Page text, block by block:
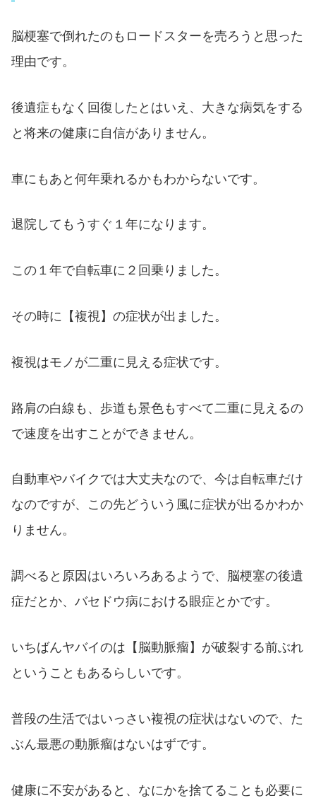
脳梗塞で倒れたのもロードスターを売ろうと思った
理由です。
後遺症もなく回復したとはいえ、大きな病気をする
と将来の健康に自信がありません。
車にもあと何年乗れるかもわからないです。
退院してもうすぐ１年になります。
この１年で自転車に２回乗りました。
その時に【複視】の症状が出ました。
複視はモノが二重に見える症状です。
路肩の白線も、歩道も景色もすべて二重に見えるの
で速度を出すことができません。
自動車やバイクでは大丈夫なので、今は自転車だけ
なのですが、この先どういう風に症状が出るかわか
りません。
調べると原因はいろいろあるようで、脳梗塞の後遺
症だとか、バセドウ病における眼症とかです。
いちばんヤバイのは【脳動脈瘤】が破裂する前ぶれ
ということもあるらしいです。
普段の生活ではいっさい複視の症状はないので、た
ぶん最悪の動脈瘤はないはずです。
健康に不安があると、なにかを捨てることも必要に